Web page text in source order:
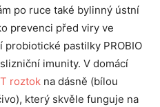
po ruce také bylinný ústní
prevenci před viry ve
pastilky PROBIO
imunity. V domácí
roztok na dásně (bílou
který skvěle funguje na